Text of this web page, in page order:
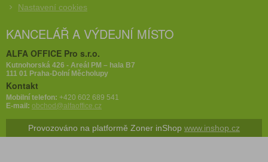
Nastavení cookies
KANCELÁŘ A VÝDEJNÍ MÍSTO
ALFA OFFICE Pro s.r.o.
Kutnohorská 426 - Areál PM – hala B7
111 01 Praha-Dolní Měcholupy
Kontakt
Mobilní telefon: +420 602 689 541
E-mail: obchod@alfaoffice.cz
Provozováno na platformě Zoner inShop www.inshop.cz